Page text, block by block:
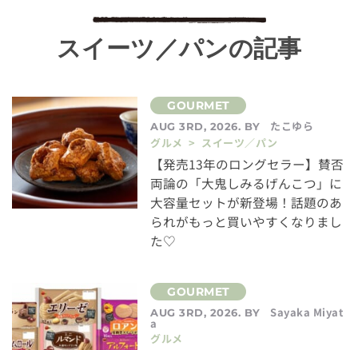
スイーツ／パンの記事
AUG 3RD, 2026. BY
たこゆら
グルメ > スイーツ／パン
【発売13年のロングセラー】賛否
両論の「大鬼しみるげんこつ」に
大容量セットが新登場！話題のあ
られがもっと買いやすくなりまし
た♡
AUG 3RD, 2026. BY Sayaka Miyat
a
グルメ